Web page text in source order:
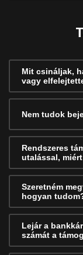
Mit csináljak,
vagy
Nem tudok
Rendszeres
utalással,
Szeretném
hogyan
Lejár a
számát a